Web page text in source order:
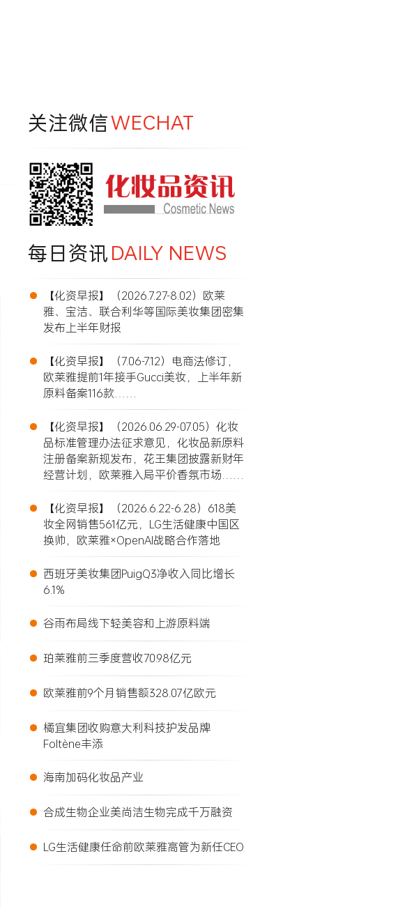
关注微信WECHAT
每日资讯DAILY NEWS
•
【化资早报】（2026.7.27-8.02）欧莱
雅、宝洁、联合利华等国际美妆集团密集
发布上半年财报
•
【化资早报】（7.06-7.12）电商法修订，
欧莱雅提前1年接手Gucci美妆，上半年新
原料备案116款……
•
【化资早报】（2026.06.29-07.05）化妆
品标准管理办法征求意见，化妆品新原料
注册备案新规发布，花王集团披露新财年
经营计划，欧莱雅入局平价香氛市场……
•
【化资早报】（2026.6.22-6.28）618美
妆全网销售561亿元，LG生活健康中国区
换帅，欧莱雅×OpenAI战略合作落地
• 西班牙美妆集团PuigQ3净收入同比增长
6.1%
• 谷雨布局线下轻美容和上游原料端
• 珀莱雅前三季度营收70.98亿元
• 欧莱雅前9个月销售额328.07亿欧元
• 橘宜集团收购意大利科技护发品牌
Foltène丰添
• 海南加码化妆品产业
• 合成生物企业美尚洁生物完成千万融资
• LG生活健康任命前欧莱雅高管为新任CEO